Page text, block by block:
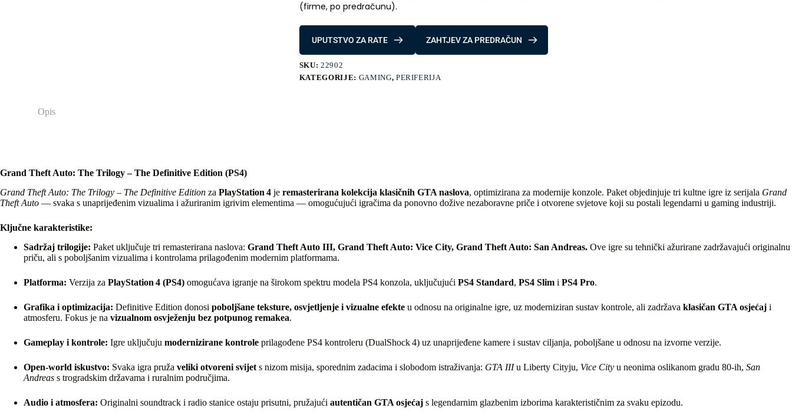
(firme, po predračunu).
UPUTSTVO ZA RATE ZAHTJEV ZA PREDRAČUN
SKU:22902
KATEGORIJE: GAMING, PERIFERIJA
Opis
Grand Theft Auto: The Trilogy – The Definitive Edition (PS4)
Grand Theft Auto: The Trilogy – The Definitive Edition za PlayStation 4 je remasterirana kolekcija klasičnih GTA naslova, optimizirana za modernije konzole. Paket objedinjuje tri kultne igre iz serijala Grand
Theft Auto — svaka s unaprijeđenim vizualima i ažuriranim igrivim elementima — omogućujući igračima da ponovno dožive nezaboravne priče i otvorene svjetove koji su postali legendarni u gaming industriji.
Ključne karakteristike:
Sadržaj trilogije: Paket uključuje tri remasterirana naslova: Grand Theft Auto III, Grand Theft Auto: Vice City, Grand Theft Auto: San Andreas. Ove igre su tehnički ažurirane zadržavajući originalnu
priču, ali s poboljšanim vizualima i kontrolama prilagođenim modernim platformama.
Platforma: Verzija za PlayStation 4 (PS4) omogućava igranje na širokom spektru modela PS4 konzola, uključujući PS4 Standard, PS4 Slim i PS4 Pro.
Grafika i optimizacija: Definitive Edition donosi poboljšane teksture, osvjetljenje i vizualne efekte u odnosu na originalne igre, uz moderniziran sustav kontrole, ali zadržava klasičan GTA osjećaj i
atmosferu. Fokus je na vizualnom osvježenju bez potpunog remakea.
Gameplay i kontrole: Igre uključuju modernizirane kontrole prilagođene PS4 kontroleru (DualShock 4) uz unaprijeđene kamere i sustav ciljanja, poboljšane u odnosu na izvorne verzije.
Open‑world iskustvo: Svaka igra pruža veliki otvoreni svijet s nizom misija, sporednim zadacima i slobodom istraživanja: GTA IIIu Liberty Cityju, Vice City u neonima oslikanom gradu 80‑ih, San
Andreas s trogradskim državama i ruralnim područjima.
Audio i atmosfera: Originalni soundtrack i radio stanice ostaju prisutni, pružajući autentičan GTA osjećaj s legendarnim glazbenim izborima karakterističnim za svaku epizodu.